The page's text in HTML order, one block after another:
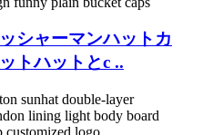
シャーマンハットカ
トハットとc ..